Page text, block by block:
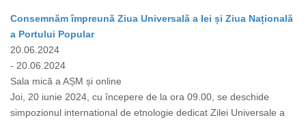
Consemnăm împreună Ziua Universală a Iei și Ziua Națională
a Portului Popular
20.06.2024
- 20.06.2024
Sala mică a AȘM și online
Joi, 20 iunie 2024, cu începere de la ora 09.00, se deschide
simpozionul international de etnologie dedicat Zilei Universale a